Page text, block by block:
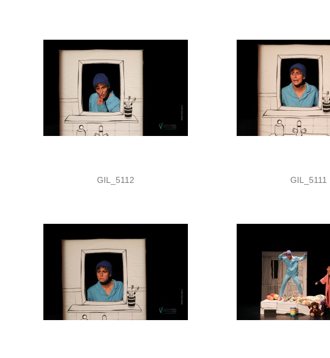
GIL_5112 GIL_5111